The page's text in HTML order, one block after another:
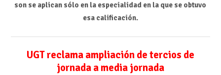
son se aplican sólo en la especialidad en la que se obtuvo
esa calificación.
UGT reclama ampliación de tercios de
jornada a media jornada